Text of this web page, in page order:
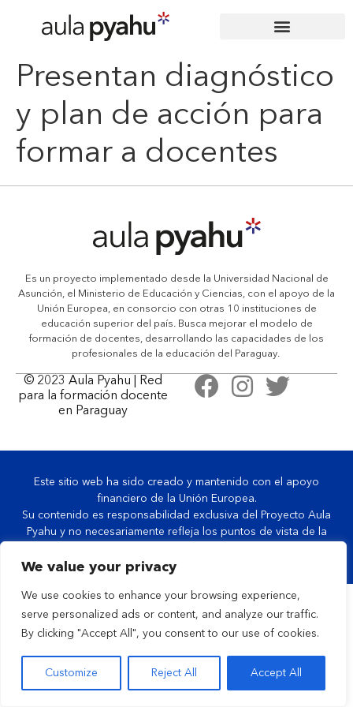
We value your privacy
We use cookies to enhance your browsing experience,
serve personalized ads or content, and analyze our traffic.
By clicking "Accept All", you consent to our use of cookies.
Customize Reject All Accept All
Presentan diagnóstico
y plan de acción para
formar a docentes
Es un proyecto implementado desde la Universidad Nacional de
Asunción, el Ministerio de Educación y Ciencias, con el apoyo de la
Unión Europea, en consorcio con otras 10 instituciones de
educación superior del país. Busca mejorar el modelo de
formación de docentes, desarrollando las capacidades de los
profesionales de la educación del Paraguay.
© 2023Aula Pyahu | Red
para la formación docente
en Paraguay
Este sitio web ha sido creado y mantenido con el apoyo
financiero de la Unión Europea.
Su contenido es responsabilidad exclusiva del Proyecto Aula
Pyahu y no necesariamente refleja los puntos de vista de la